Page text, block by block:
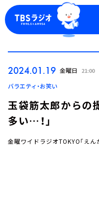
ログイン
2024.01.19 金曜日 21:00
バラエティ・お笑い
玉袋筋太郎からの
多い…！」
金曜ワイドラジオTOKYO「えん